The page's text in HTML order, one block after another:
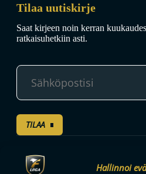
Hallinnoi
Tilaa uutiskirje
Saat kirjeen noin kerran
ratkaisuhetkiin asti.
TILAA
F-LIIGAN